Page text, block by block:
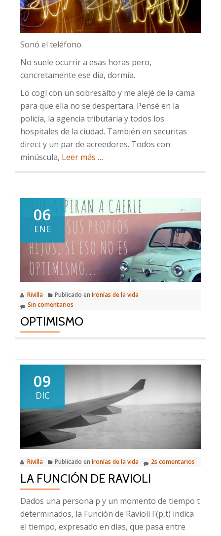
Sonó el teléfono.
No suele ocurrir a esas horas pero,
concretamente ese día, dormía.
Lo cogí con un sobresalto y me alejé de la cama
para que ella no se despertara. Pensé en la
policía, la agencia tributaria y todos los
hospitales de la ciudad. También en securitas
direct y un par de acreedores. Todos con
minúscula, Leer más acerca
2
de
la
mañana
…
06
ENE
Rivilla Publicado en Ironías de la vida
Sin comentarios
OPTIMISMO
09
DIC
Rivilla Publicado en Ironías de la vida 2s comentarios
LA FUNCIÓN DE RAVIOLI
Dados una persona p y un momento de tiempo t
determinados, la Función de Ravioli F(p,t) indica
el tiempo, expresado en días, que pasa entre